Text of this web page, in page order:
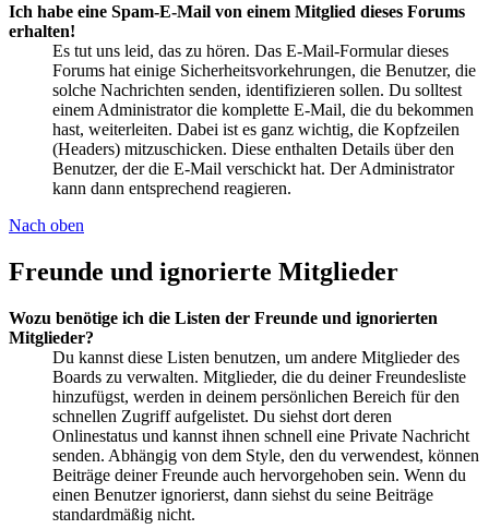
Ich habe eine Spam-E-Mail von einem Mitglied dieses Forums
erhalten!
Es tut uns leid, das zu hören. Das E-Mail-Formular dieses
Forums hat einige Sicherheitsvorkehrungen, die Benutzer, die
solche Nachrichten senden, identifizieren sollen. Du solltest
einem Administrator die komplette E-Mail, die du bekommen
hast, weiterleiten. Dabei ist es ganz wichtig, die Kopfzeilen
(Headers) mitzuschicken. Diese enthalten Details über den
Benutzer, der die E-Mail verschickt hat. Der Administrator
kann dann entsprechend reagieren.
Nach oben
Freunde und ignorierte Mitglieder
Wozu benötige ich die Listen der Freunde und ignorierten
Mitglieder?
Du kannst diese Listen benutzen, um andere Mitglieder des
Boards zu verwalten. Mitglieder, die du deiner Freundesliste
hinzufügst, werden in deinem persönlichen Bereich für den
schnellen Zugriff aufgelistet. Du siehst dort deren
Onlinestatus und kannst ihnen schnell eine Private Nachricht
senden. Abhängig von dem Style, den du verwendest, können
Beiträge deiner Freunde auch hervorgehoben sein. Wenn du
einen Benutzer ignorierst, dann siehst du seine Beiträge
standardmäßig nicht.